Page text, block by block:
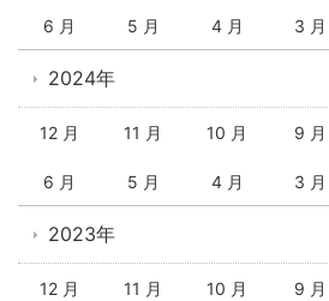
6 月 5 月 4 月 3 月
2024年
12 月 11 月 10 月 9 月
6 月 5 月 4 月 3 月
2023年
12 月 11 月 10 月 9 月